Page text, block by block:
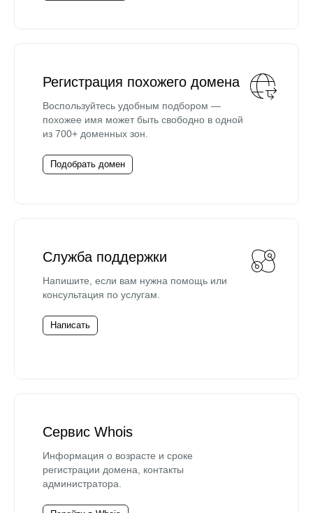
Регистрация похожего домена
Воспользуйтесь удобным подбором —
похожее имя может быть свободно в одной
из 700+ доменных зон.
Подобрать домен
Служба поддержки
Напишите, если вам нужна помощь или
консультация по услугам.
Написать
Сервис Whois
Информация о возрасте и сроке
регистрации домена, контакты
администратора.